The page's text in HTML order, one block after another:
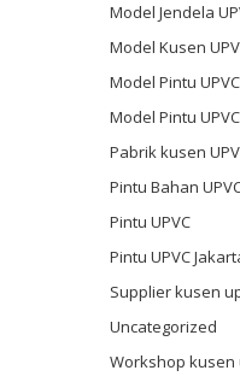
Model Jendela
Model Kusen
Model Pintu
Model Pintu
Pabrik kusen
Pintu Bahan
Pintu UPVC
Pintu UPVC
Supplier kusen
Uncategorized
Workshop kusen